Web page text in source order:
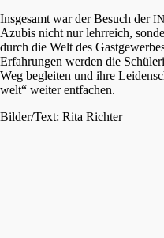
Insge­samt war der Besuch der
Azubis nicht nur lehrreich,
durch die Welt des
Erfah­run­gen werden die
Weg beglei­ten und ihre
welt“ weiter entfachen.
Bilder/Text: Rita Richter